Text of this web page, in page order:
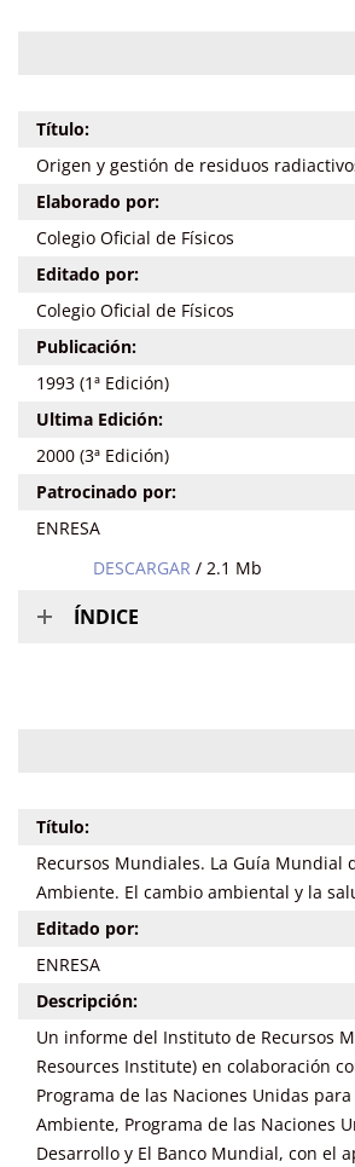
Título:
Origen y gestión de residuos
Elaborado por:
Colegio Oficial de Físicos
Editado por:
Colegio Oficial de Físicos
Publicación:
1993 (1ª Edición)
Ultima Edición:
2000 (3ª Edición)
Patrocinado por:
ENRESA
DESCARGAR / 2.1 Mb
ÍNDICE
Título:
Recursos Mundiales. La Guía Mundial
Ambiente. El cambio ambiental y la
Editado por:
ENRESA
Descripción:
Un informe del Instituto de Recursos
Resources Institute) en colaboración
Programa de las Naciones Unidas
Ambiente, Programa de las Naciones
Desarrollo y El Banco Mundial, con el